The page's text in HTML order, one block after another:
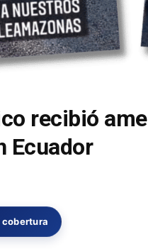
recibió
Ecuador